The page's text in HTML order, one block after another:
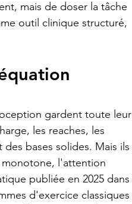
mais de doser la tâche
outil clinique structuré,
gardent toute leur
les reaches, les
bases solides. Mais ils
l'attention
publiée en 2025 dans
d'exercice classiques